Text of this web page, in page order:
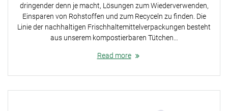
dringender denn je macht, Lösungen zum Wiederverwenden,
Einsparen von Rohstoffen und zum Recyceln zu finden. Die
Linie der nachhaltigen Frischhaltemittelverpackungen besteht
aus unserem kompostierbaren Tütchen…
Read more